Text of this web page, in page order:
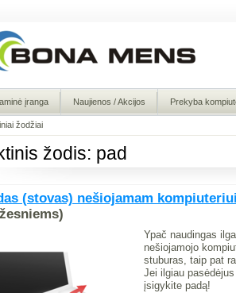
įranga Naujienos / Akcijos Prekyba
žodžiai
žodis: pad
(stovas) nešiojamam
Ypač naudingas
nešiojamojo
stuburas, taip pat
Jei ilgiau
įsigykite padą!